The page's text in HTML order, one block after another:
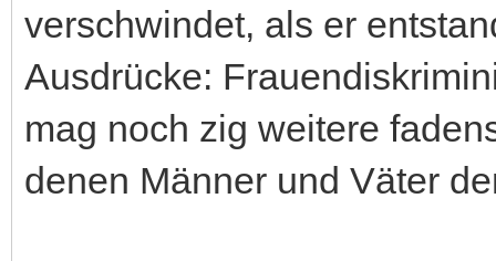
verschwindet, als er
Ausdrücke:
mag noch zig weitere
denen Männer und Väter